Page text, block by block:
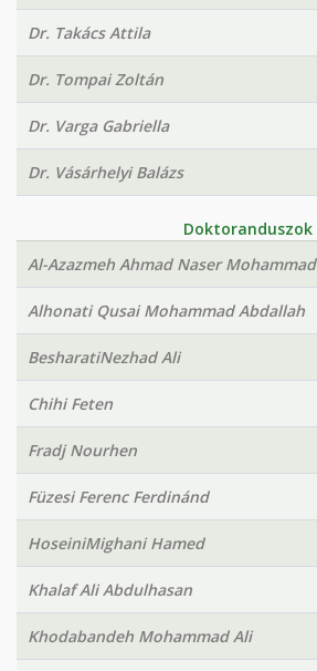
Dr. Takács Attila
Dr. Tompai Zoltán
Dr. Varga Gabriella
Dr. Vásárhelyi Balázs
Doktoranduszok
Al-Azazmeh Ahmad Naser Mohammad
Alhonati Qusai Mohammad Abdallah
BesharatiNezhad Ali
Chihi Feten
Fradj Nourhen
Füzesi Ferenc Ferdinánd
HoseiniMighani Hamed
Khalaf Ali Abdulhasan
Khodabandeh Mohammad Ali